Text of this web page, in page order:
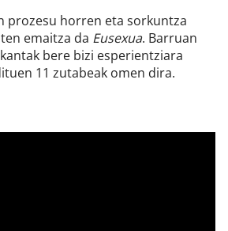
prozesu horren eta sorkuntza
emaitza da Eusexua. Barruan
bere bizi esperientziara
11 zutabeak omen dira.